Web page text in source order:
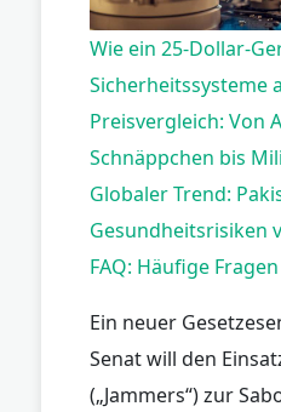
Wie ein 25-Dollar-
Sicherheitssysteme
Preisvergleich: Von
Schnäppchen bis
Globaler Trend:
Gesundheitsrisiken
FAQ: Häufige
Ein neuer
Senat will den
(„Jammers“) zur